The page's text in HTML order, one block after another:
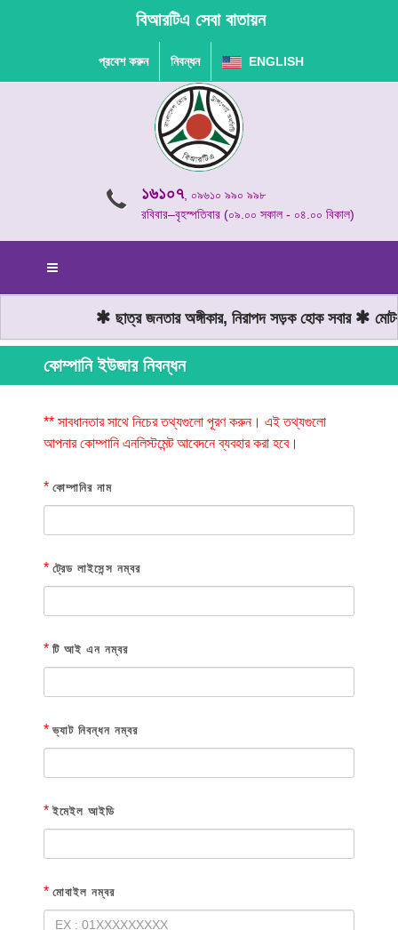
বিআরটিএ সেবা বাতায়ন
প্রবেশ করুন নিবন্ধন ENGLISH
১৬১০৭, ০৯৬১০ ৯৯০ ৯৯৮
রবিবার–বৃহস্পতিবার (০৯.০০ সকাল - ০৪.০০ বিকাল)
ছাত্র জনতার অঙ্গীকার, নিরাপদ সড়ক হোক সবার
কোম্পানি ইউজার নিবন্ধন
** সাবধানতার সাথে নিচের তথ্যগুলো পূরণ করুন। এই তথ্যগুলো
আপনার কোম্পানি এনলিস্টমেন্ট আবেদনে ব্যবহার করা হবে।
* কোম্পানির নাম
* ট্রেড লাইসেন্স নম্বর
* টি আই এন নম্বর
* ভ্যাট নিবন্ধন নম্বর
* ইমেইল আইডি
* মোবাইল নম্বর